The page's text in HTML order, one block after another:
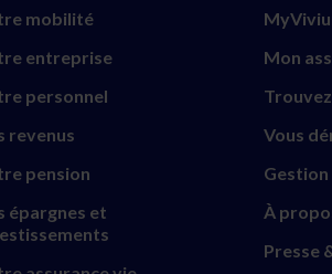
mobilité
entreprise
personnel
revenus
pension
épargnes et
Mon
Vous
À
Presse